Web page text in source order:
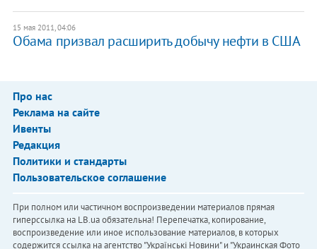
15 мая 2011, 04:06
Обама призвал расширить добычу нефти в США
Про нас
Реклама на сайте
Ивенты
Редакция
Политики и стандарты
Пользовательское соглашение
При полном или частичном воспроизведении материалов прямая
гиперссылка на LB.ua обязательна! Перепечатка, копирование,
воспроизведение или иное использование материалов, в которых
содержится ссылка на агентство "Українськi Новини" и "Украинская Фото